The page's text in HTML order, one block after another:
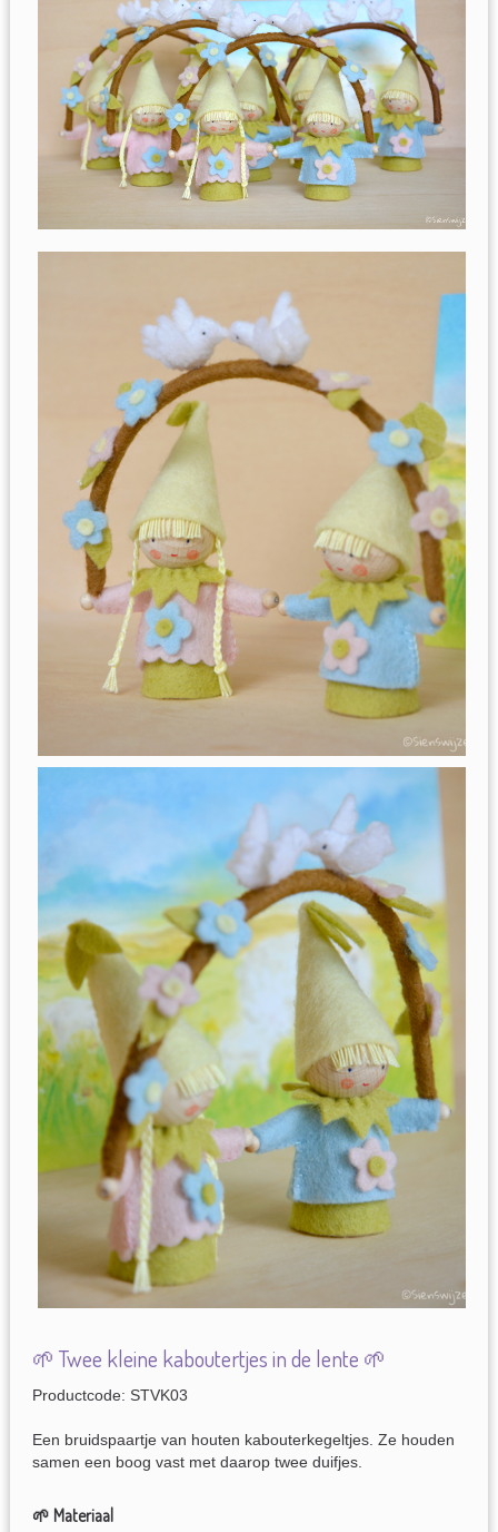
🌱 Twee kleine kaboutertjes in de lente 🌱
Productcode: STVK03
Een bruidspaartje van houten kabouterkegeltjes. Ze houden
samen een boog vast met daarop twee duifjes.
🌱 Materiaal